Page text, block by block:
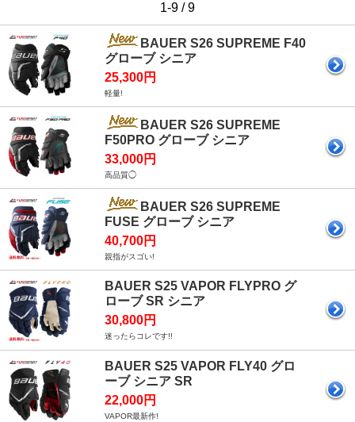
1-9 / 9
BAUER S26 SUPREME F40
グローブ シニア
25,300円
軽量!
BAUER S26 SUPREME
F50PRO グローブ シニア
33,000円
高品質◯
BAUER S26 SUPREME
FUSE グローブ シニア
40,700円
親指がスゴい!
BAUER S25 VAPOR FLYPRO グ
ローブ SR シニア
30,800円
迷ったらコレです!!
BAUER S25 VAPOR FLY40 グロ
ーブ シニア SR
22,000円
VAPOR最新作!